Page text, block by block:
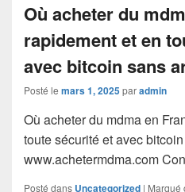
Où acheter du
rapidement et en
avec bitcoin sans
Posté le mars 1, 2025paradmin
Où acheter du mdma en
toute sécurité et avec
www.achetermdma.com
Posté dans Uncategorized | Marqué